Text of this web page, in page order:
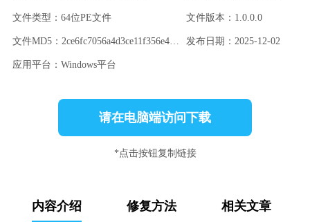
文件类型：64位PE文件 文件版本：1.0.0.0
文件MD5：2ce6fc7056a4d3ce11f356e4d0668a60 发布日期：2025-12-02
应用平台：Windows平台
请在电脑端访问下载
*点击按钮复制链接
内容介绍 修复方法 相关文章